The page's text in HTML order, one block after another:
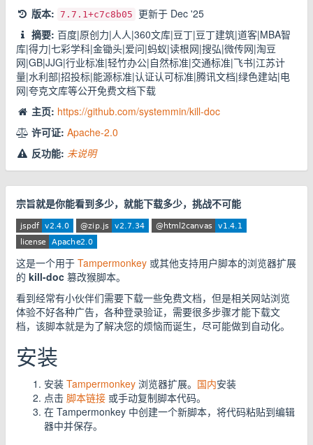
版本: 7.7.1+c7c8b05 更新于 Dec '25
摘要: 百度|原创力|人人|360文库|豆丁|豆丁建筑|道客|MBA智
库|得力|七彩学科|金锄头|爱问|蚂蚁|读根网|搜弘|微传网|淘豆
网|GB|JJG|行业标准|轻竹办公|自然标准|交通标准|飞书|江苏计
量|水利部|招投标|能源标准|认证认可标准|腾讯文档|绿色建站|电
网|夸克文库等公开免费文档下载
主页: https://github.com/systemmin/kill-doc
许可证: Apache-2.0
反功能: 未说明
宗旨就是你能看到多少，就能下载多少，挑战不可能
这是一个用于 Tampermonkey 或其他支持用户脚本的浏览器扩展
的 kill-doc 篡改猴脚本。
看到经常有小伙伴们需要下载一些免费文档，但是相关网站浏览
体验不好各种广告，各种登录验证，需要很多步骤才能下载文
档，该脚本就是为了解决您的烦恼而诞生，尽可能做到自动化。
安装
安装 Tampermonkey 浏览器扩展。 国内安装
点击 脚本链接 或手动复制脚本代码。
在 Tampermonkey 中创建一个新脚本，将代码粘贴到编辑
器中并保存。